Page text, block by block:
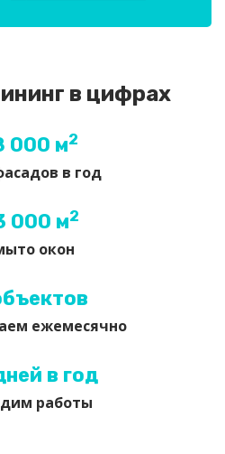
в цифрах
000 м2
в год
000 м2
окон
ежемесячно
в год
работы